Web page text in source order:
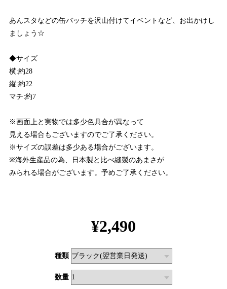
あんスタなどの缶バッチを沢山付けてイベントなど、お出かけし
ましょう☆
◆サイズ
横:約28
縦:約22
マチ:約7
※画面上と実物では多少色具合が異なって
見える場合もございますのでご了承ください。
※サイズの誤差は多少ある場合がございます。
※海外生産品の為、日本製と比べ縫製のあまさが
みられる場合がございます。予めご了承ください。
¥2,490
種類
数量